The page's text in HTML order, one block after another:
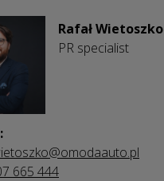
Rafał Wietoszko
PR specialist
665 444